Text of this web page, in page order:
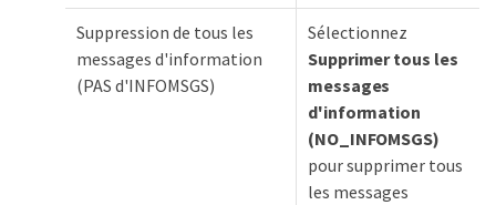
Suppression de tous les
messages d'information
(PAS d'INFOMSGS)
Sélectionnez
Supprimer tous les
messages
d'information
(NO_INFOMSGS)
pour supprimer tous
les messages